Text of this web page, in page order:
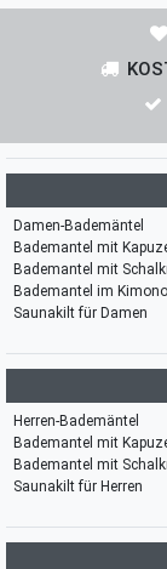
Damen-Bademäntel
Bademantel mit
Bademantel mit
Bademantel im
Saunakilt für Damen
Herren-Bademäntel
Bademantel mit
Bademantel mit
Saunakilt für Herren